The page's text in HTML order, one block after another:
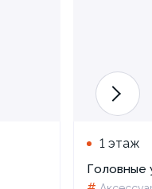
1 этаж
Головные